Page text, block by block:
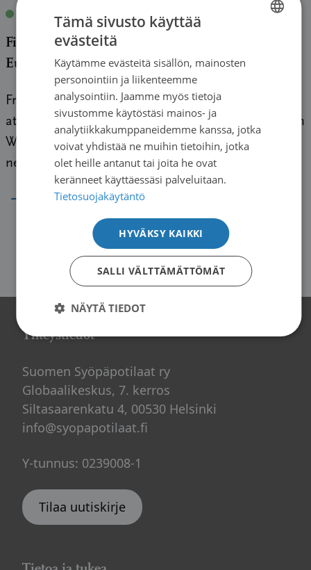
| Alana
Finding Connection at the Myeloma Patients
Europe Masterclass
From May 2nd to 4th, 2025, I had the chance to
attend the Myeloma Patients Europe Masterclass in
Warsaw — and honestly, it was exactly what I
needed.
→
Yhteystiedot
Suomen Syöpäpotilaat ry
Globaalikeskus, 7. kerros
Siltasaarenkatu 4, 00530 Helsinki
info@syopapotilaat.fi
Y-tunnus: 0239008-1
Tilaa uutiskirje
SWEDISH
Tämä sivusto käyttää
evästeitä
Käytämme evästeitä sisällön, mainosten
personointiin ja liikenteemme
analysointiin. Jaamme myös tietoja
sivustomme käytöstäsi mainos- ja
analytiikkakumppaneidemme kanssa, jotka
voivat yhdistää ne muihin tietoihin, jotka
olet heille antanut tai joita he ovat
keränneet käyttäessäsi palveluitaan.
Tietosuojakäytäntö
HYVÄKSY KAIKKI
SALLI VÄLTTÄMÄTTÖMÄT
NÄYTÄ TIEDOT